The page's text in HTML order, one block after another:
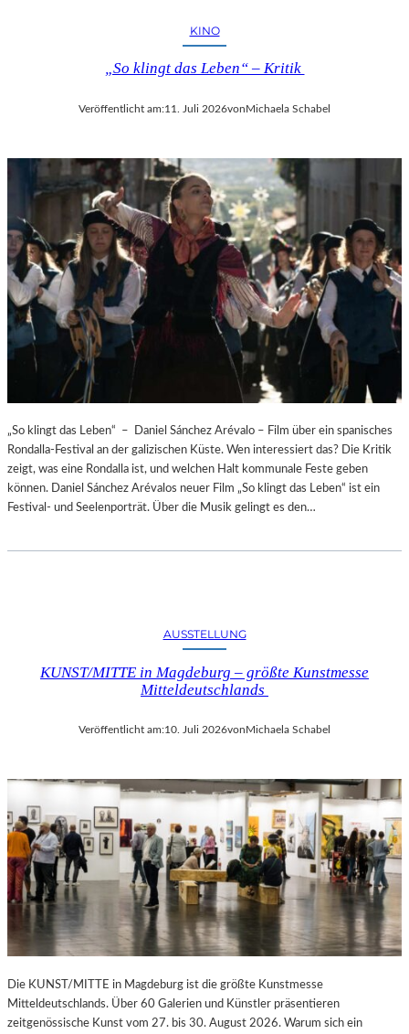
KINO
„So klingt das Leben“ – Kritik
Veröffentlicht am:11. Juli 2026vonMichaela Schabel
„So klingt das Leben“ – Daniel Sánchez Arévalo – Film über ein spanisches
Rondalla-Festival an der galizischen Küste. Wen interessiert das? Die Kritik
zeigt, was eine Rondalla ist, und welchen Halt kommunale Feste geben
können. Daniel Sánchez Arévalos neuer Film „So klingt das Leben“ ist ein
Festival- und Seelenporträt. Über die Musik gelingt es den…
AUSSTELLUNG
KUNST/MITTE in Magdeburg – größte Kunstmesse
Mitteldeutschlands
Veröffentlicht am:10. Juli 2026vonMichaela Schabel
Die KUNST/MITTE in Magdeburg ist die größte Kunstmesse
Mitteldeutschlands. Über 60 Galerien und Künstler präsentieren
zeitgenössische Kunst vom 27. bis 30. August 2026. Warum sich ein